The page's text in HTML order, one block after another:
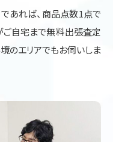
あれば、商品点数1点で
ご自宅まで無料出張査定
のエリアでもお伺いしま